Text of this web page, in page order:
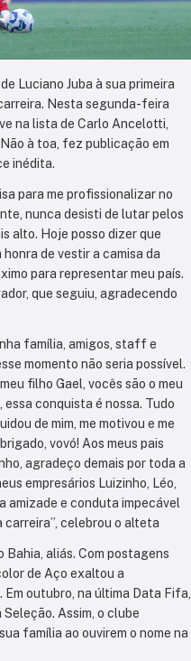
Luciano Juba à sua primeira
Nesta segunda-feira
na lista de Carlo Ancelotti,
à toa, fez publicação em
inédita.
para me profissionalizar no
nunca desisti de lutar pelos
alto. Hoje posso dizer que
de vestir a camisa da
para representar meu país.
que seguiu, agradecendo
família, amigos, staff e
momento não seria possível.
filho Gael, vocês são o meu
conquista é nossa. Tudo
de mim, me motivou e me
vovó! Aos meus pais
agradeço demais por toda a
empresários Luizinho, Léo,
amizade e conduta impecável
carreira”, celebrou o alteta
Bahia, aliás. Com postagens
de Aço exaltou a
outubro, na última Data Fifa,
Assim, o clube
família ao ouvirem o nome na